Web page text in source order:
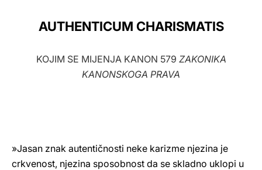
AUTHENTICUM CHARISMATIS
KOJIM SE MIJENJA KANON 579 ZAKONIKA
KANONSKOGA PRAVA
»Jasan znak autentičnosti neke karizme njezina je
crkvenost, njezina sposobnost da se skladno uklopi u